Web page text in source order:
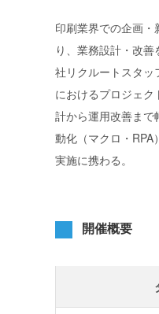
印刷業界での企画
り、業務設計・改
社リクルートスタッ
におけるプロジェ
計から運用改善まで
動化（マクロ・RPA
実施に携わる。
開催概要